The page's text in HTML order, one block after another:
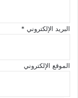
البريد الإلكتروني *
الموقع الإلكتروني